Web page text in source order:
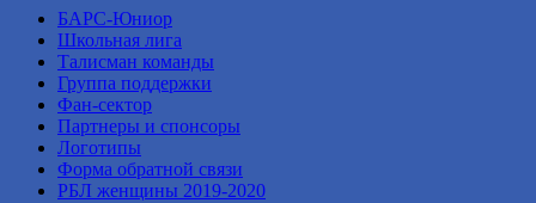
БАРС-Юниор
Школьная лига
Талисман команды
Группа поддержки
Фан-сектор
Партнеры и спонсоры
Логотипы
Форма обратной связи
РБЛ женщины 2019-2020